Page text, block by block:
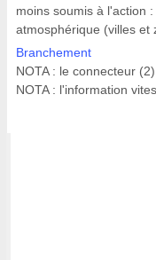
moins soumis à l'action
atmosphérique (villes et z
Branchement
NOTA : le connecteur
NOTA : l'information